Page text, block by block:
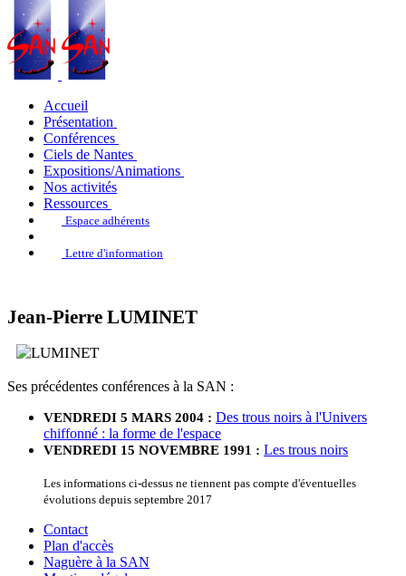
Accueil
Présentation
Conférences
Ciels de Nantes
Expositions/Animations
Nos activités
Ressources
Espace adhérents
Lettre d'information
Jean-Pierre LUMINET
Ses précédentes conférences à la SAN :
VENDREDI 5 MARS 2004 : Des trous noirs à l'Univers
chiffonné : la forme de l'espace
VENDREDI 15 NOVEMBRE 1991 : Les trous noirs
Les informations ci-dessus ne tiennent pas compte d'éventuelles
évolutions depuis septembre 2017
Contact
Plan d'accès
Naguère à la SAN